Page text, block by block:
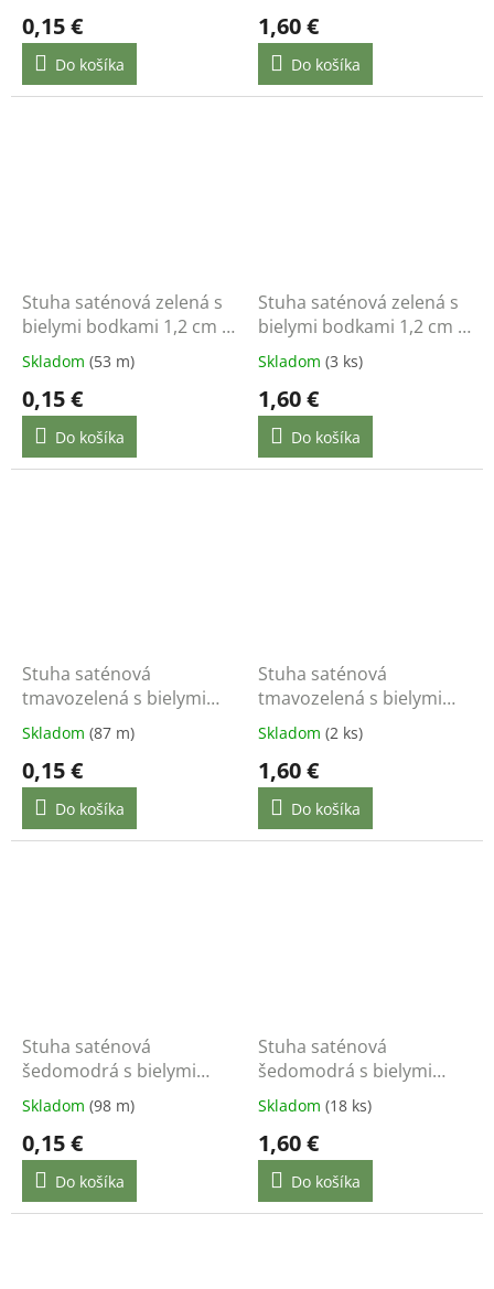
0,15 €
Do košíka
1,60 €
Do košíka
Stuha saténová zelená s
bielymi bodkami 1,2 cm /
1 m
Skladom (53 m)
0,15 €
Do košíka
Stuha saténová zelená s
bielymi bodkami 1,2 cm /
22 m
Skladom (3 ks)
1,60 €
Do košíka
Stuha saténová
tmavozelená s bielymi
bodkami 1,2 cm / 1 m
Skladom (87 m)
0,15 €
Do košíka
Stuha saténová
tmavozelená s bielymi
bodkami 1,2 cm / 22 m
Skladom (2 ks)
1,60 €
Do košíka
Stuha saténová
šedomodrá s bielymi
bodkami 1,2 cm / 1 m
Skladom (98 m)
0,15 €
Do košíka
Stuha saténová
šedomodrá s bielymi
bodkami 1,2 cm / 22 m
Skladom (18 ks)
1,60 €
Do košíka